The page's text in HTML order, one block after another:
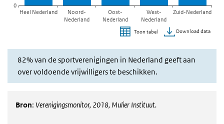
0
Heel Nederland
Noord-
Nederland
Oost-
Nederland
West-
Nederland
Zuid-Nederland
Toon tabel Download data
82% van de sportverenigingen in Nederland geeft aan
over voldoende vrijwilligers te beschikken.
Bron: Verenigingsmonitor, 2018, Mulier Instituut.